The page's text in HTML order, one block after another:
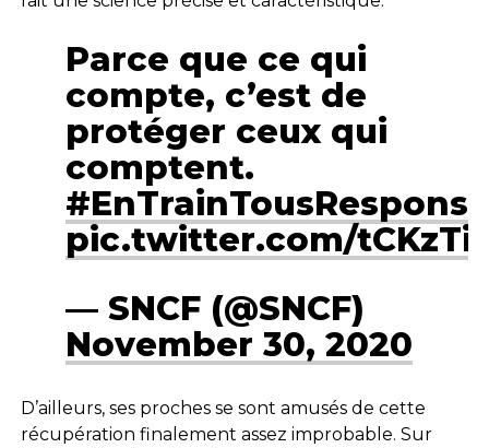
Parce que ce qui
compte, c’est de
protéger ceux qui
comptent.
pic.twitter.com/
— SNCF (@SNCF)
November 30, 2020
D’ailleurs, ses proches se sont amusés de cette
récupération finalement assez improbable. Sur